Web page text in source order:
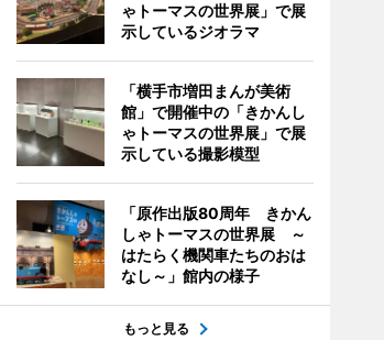
ゃトーマスの世界展」で展
示しているジオラマ
「横手市増田まんが美術
館」で開催中の「きかんし
ゃトーマスの世界展」で展
示している撮影模型
「原作出版80周年 きかん
しゃトーマスの世界展 ～
はたらく機関車たちのおは
なし～」館内の様子
もっと見る